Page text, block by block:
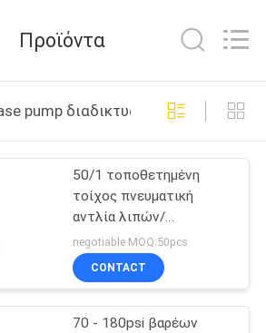
Προϊόντα
pump διαδικτυακή κατασκευή
50/1 τοποθετημένη
τοίχος πνευματική
αντλία λιπών/
χρησιμοποιημένη αέρας
αντλία λιπών
negotiable MOQ:50pcs
CONTACT
70 - 180psi βαρέων